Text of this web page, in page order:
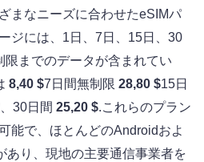
まなニーズに合わせたeSIMパ
ジには、1日、7日、15日、30
限までのデータが含まれてい
8,40 $7日間無制限 28,80 $15日
30日間 25,20 $.これらのプラン
能で、ほとんどのAndroidおよ
あり、現地の主要通信事業者を